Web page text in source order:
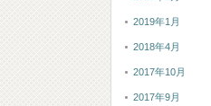
2019年1月
2018年4月
2017年10月
2017年9月